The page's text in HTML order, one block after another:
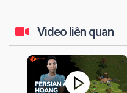
Video liên quan